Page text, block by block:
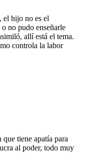
el hijo no es el
no pudo enseñarle
allí está el tema.
controla la labor
tiene apatía para
al poder, todo muy